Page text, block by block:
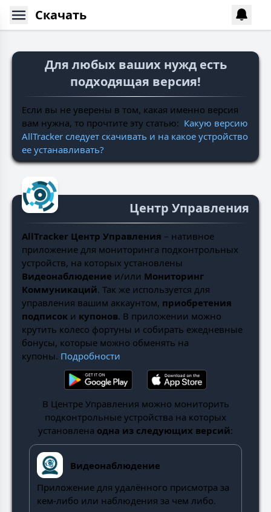
Скачать
Для любых ваших нужд есть
подходящая версия!
Если вы не уверены в том, какая именно версия
вам нужна, то прочтите эту статью: Какую версию
AllTracker следует скачивать и на какое устройство
ее устанавливать?
Центр Управления
AllTracker Центр Управления – нативное
приложение для мониторинга подконтрольных
устройств, на которых установлены
Видеонаблюдение и/или Мониторинг
Коммуникаций. Так же используется для
управления вашим аккаунтом, приобретения
подписок и купонов. В приложении можно
крутить колесо фортуны и собирать ежедневные
бонусы, которые можно обменять на
купоны. Подробности
В Центре Управления можно мониторить
подконтрольные устройства на которых
установлена одна из следующих версий:
Видеонаблюдение
Приложение для удалённого присмотра за
кем-либо или наблюдения за чем либо.